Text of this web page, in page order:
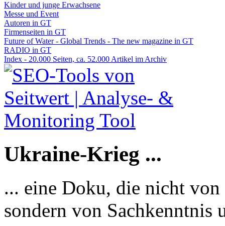
Kinder und junge Erwachsene
Messe und Event
Autoren in GT
Firmenseiten in GT
Future of Water - Global Trends - The new magazine in GT
RADIO in GT
Index - 20.000 Seiten, ca. 52.000 Artikel im Archiv
Ukraine-Krieg ...
... eine Doku, die nicht
sondern von Sachkenntnis